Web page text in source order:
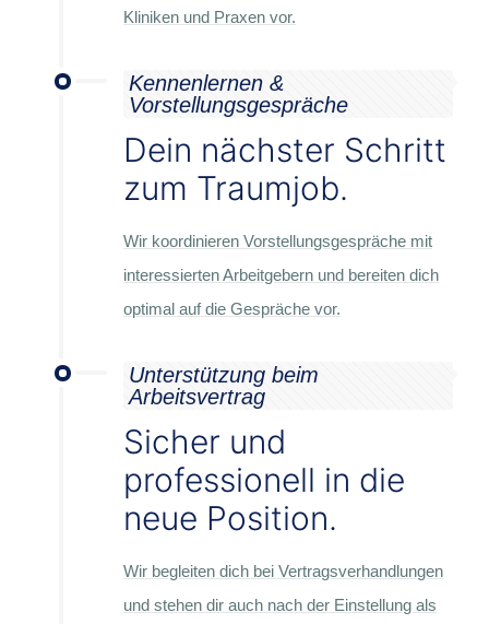
Kliniken und Praxen vor.
Kennenlernen &
Vorstellungsgespräche
Dein nächster Schritt
zum Traumjob.
Wir koordinieren Vorstellungsgespräche mit
interessierten Arbeitgebern und bereiten dich
optimal auf die Gespräche vor.
Unterstützung beim
Arbeitsvertrag
Sicher und
professionell in die
neue Position.
Wir begleiten dich bei Vertragsverhandlungen
und stehen dir auch nach der Einstellung als